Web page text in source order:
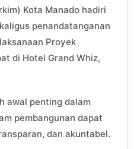
Kota Manado hadiri
penandatanganan
Proyek
di Hotel Grand Whiz,
awal penting dalam
pembangunan dapat
dan akuntabel.